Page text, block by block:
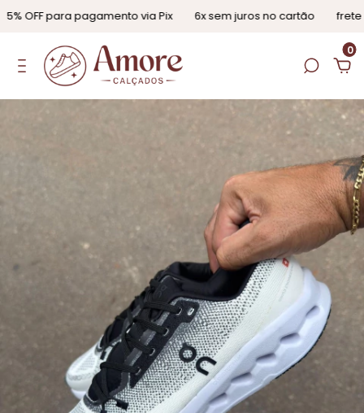
0
OFF para pagamento via Pix 6x sem juros no cartão frete